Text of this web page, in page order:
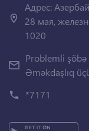
Адрес:
28 мая,
1020
Problemli şöbə
Əməkdaşlıq
*7171